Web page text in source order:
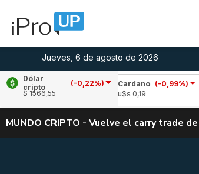
Jueves, 6 de agosto de 2026
Dólar
cripto
(-0,22%)
$ 1566,55
Cardano
(-0,99%)
MUNDO CRIPTO - Vuelve el carry trade